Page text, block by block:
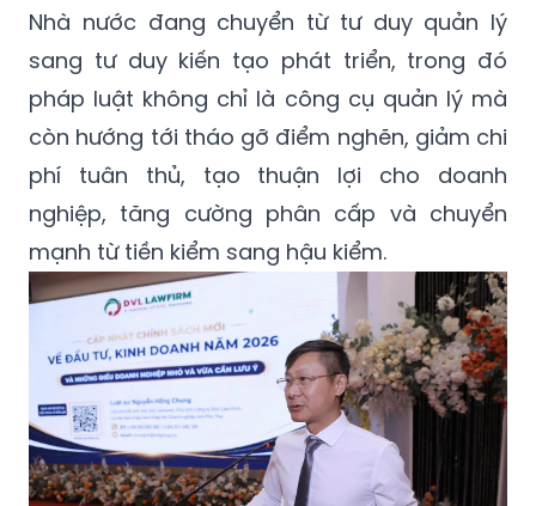
Nhà nước đang chuyển từ tư duy quản lý
sang tư duy kiến tạo phát triển, trong đó
pháp luật không chỉ là công cụ quản lý mà
còn hướng tới tháo gỡ điểm nghẽn, giảm chi
phí tuân thủ, tạo thuận lợi cho doanh
nghiệp, tăng cường phân cấp và chuyển
mạnh từ tiền kiểm sang hậu kiểm.